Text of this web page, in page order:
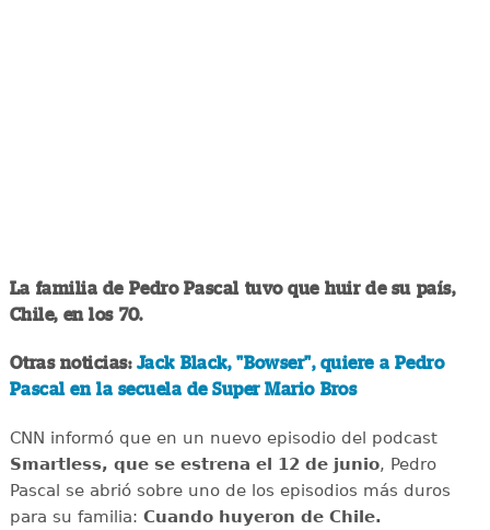
La familia de Pedro Pascal tuvo que huir de su país,
Chile, en los 70.
Otras noticias: Jack Black, "Bowser", quiere a Pedro
Pascal en la secuela de Super Mario Bros
CNN informó que en un nuevo episodio del podcast
Smartless, que se estrena el 12 de junio, Pedro
Pascal se abrió sobre uno de los episodios más duros
para su familia: Cuando huyeron de Chile.